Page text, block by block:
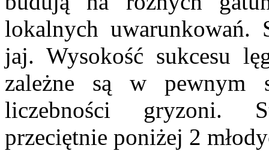
lokalnych uwarunkowań.
jaj. Wysokość sukcesu
zależne są w pewnym
liczebności gryzoni.
przeciętnie poniżej 2